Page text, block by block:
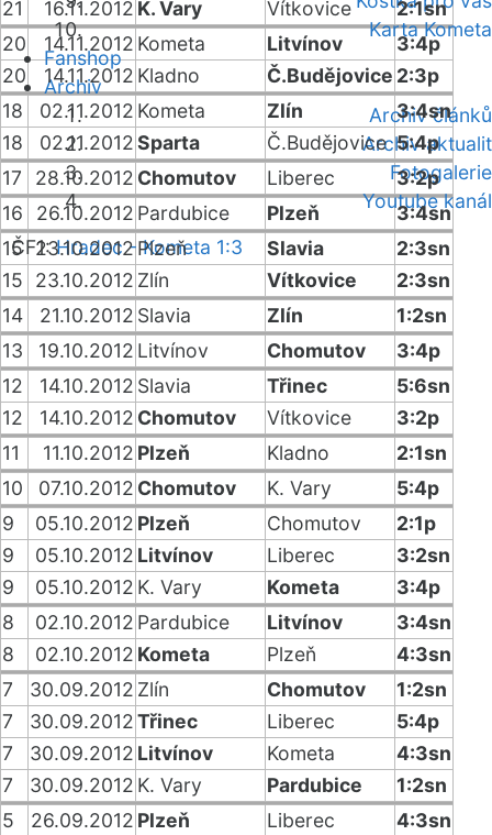
Karta Kometa
Fanshop
Archiv
Archiv článků
Archiv aktualit
Fotogalerie
Youtube kanál
ČF1:Hradec - Kometa 1:3
21 16.11.2012 K. Vary Vítkovice
2:1sn
20
14.11.2012 Kometa Litvínov
3:4p
20
14.11.2012 Kladno Č.Budějovice 2:3p
18
02.11.2012 Kometa Zlín
3:4sn
18
02.11.2012Sparta Č.Budějovice 5:4p
17
28.10.2012 Chomutov Liberec
3:2p
16
26.10.2012 Pardubice Plzeň
3:4sn
15 23.10.2012Plzeň Slavia
2:3sn
15
23.10.2012 Zlín Vítkovice
2:3sn
14
21.10.2012 Slavia Zlín
1:2sn
13
19.10.2012 Litvínov Chomutov
3:4p
12
14.10.2012 Slavia Třinec
5:6sn
12
14.10.2012 Chomutov Vítkovice
3:2p
11
11.10.2012 Plzeň Kladno
2:1sn
10
07.10.2012 Chomutov K. Vary
5:4p
9
05.10.2012 Plzeň Chomutov
2:1p
9
05.10.2012 Litvínov Liberec
3:2sn
9
05.10.2012 K. Vary Kometa
3:4p
8
02.10.2012 Pardubice Litvínov
3:4sn
8
02.10.2012 Kometa Plzeň
4:3sn
7
30.09.2012 Zlín Chomutov
1:2sn
7
30.09.2012Třinec Liberec
5:4p
7
30.09.2012 Litvínov Kometa
4:3sn
7
30.09.2012 K. Vary Pardubice
1:2sn
5
26.09.2012 Plzeň Liberec
4:3sn